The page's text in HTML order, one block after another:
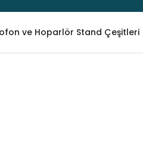
ve Hoparlör Stand Çeşitleri